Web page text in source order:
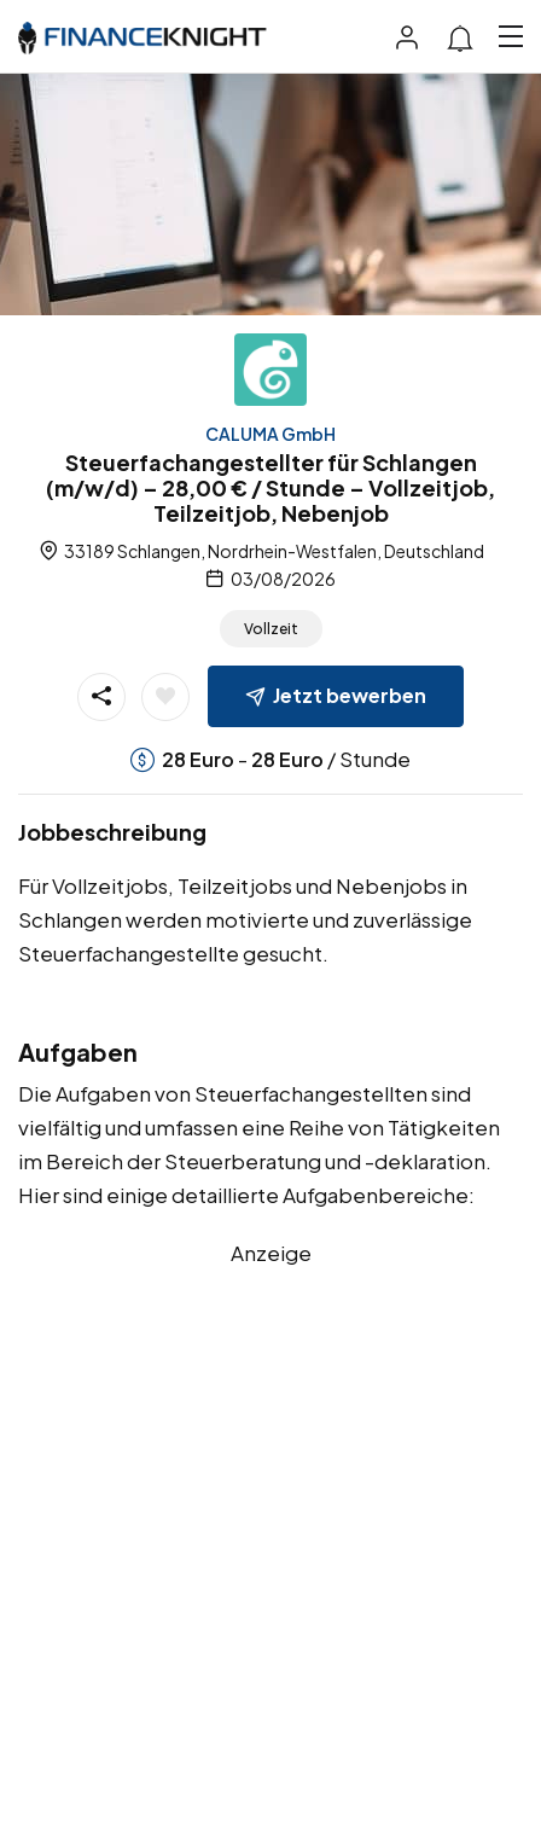
CALUMA GmbH
Steuerfachangestellter für Schlangen
(m/w/d) – 28,00 € / Stunde – Vollzeitjob,
Teilzeitjob, Nebenjob
33189 Schlangen, Nordrhein-Westfalen, Deutschland
03/08/2026
Vollzeit
Jetzt bewerben
28 Euro - 28 Euro / Stunde
Jobbeschreibung
Für Vollzeitjobs, Teilzeitjobs und Nebenjobs in
Schlangen werden motivierte und zuverlässige
Steuerfachangestellte gesucht.
Aufgaben
Die Aufgaben von Steuerfachangestellten sind
vielfältig und umfassen eine Reihe von Tätigkeiten
im Bereich der Steuerberatung und -deklaration.
Hier sind einige detaillierte Aufgabenbereiche:
Anzeige